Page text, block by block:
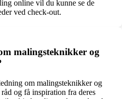
online vil du kunne se de
ved check-out.
malingsteknikker og
om malingsteknikker og
og få inspiration fra deres